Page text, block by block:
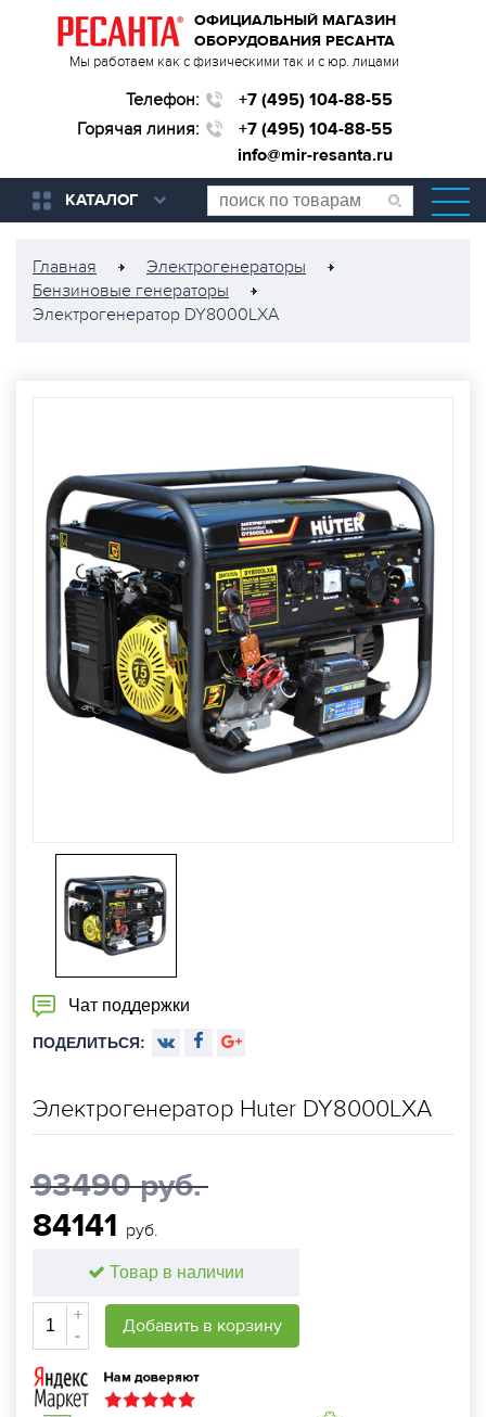
ОФИЦИАЛЬНЫЙ МАГАЗИН
ОБОРУДОВАНИЯ РЕСАНТА
Мы работаем как с физическими так и с юр. лицами
Телефон:
+7 (495) 104-88-55
Горячая линия:
+7 (495) 104-88-55
info@mir-resanta.ru
КАТАЛОГ
Главная
Электрогенераторы
Бензиновые генераторы
Электрогенератор DY8000LXA
Чат поддержки
ПОДЕЛИТЬСЯ:
Электрогенератор Huter DY8000LXA
93490 руб.
84141 руб.
Товар в наличии
+
-
Добавить в корзину